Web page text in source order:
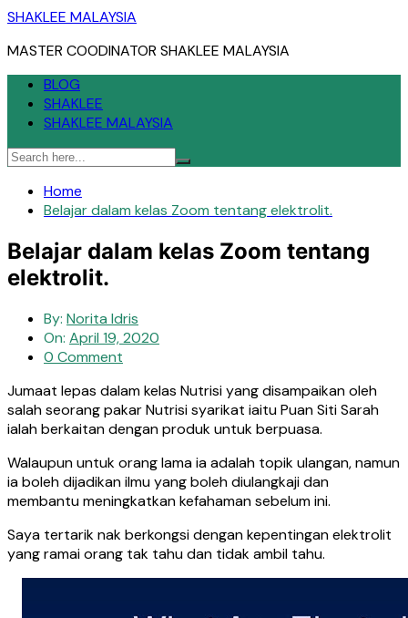
Skip
content
SHAKLEE MALAYSIA
MASTER COODINATOR SHAKLEE MALAYSIA
BLOG
SHAKLEE
SHAKLEE MALAYSIA
Home
Belajar dalam kelas Zoom tentang elektrolit.
Belajar dalam kelas Zoom tentang
elektrolit.
By: Norita Idris
On: April 19, 2020
0 Comment
Jumaat lepas dalam kelas Nutrisi yang disampaikan oleh
salah seorang pakar Nutrisi syarikat iaitu Puan Siti Sarah
ialah berkaitan dengan produk untuk berpuasa.
Walaupun untuk orang lama ia adalah topik ulangan, namun
ia boleh dijadikan ilmu yang boleh diulangkaji dan
membantu meningkatkan kefahaman sebelum ini.
Saya tertarik nak berkongsi dengan kepentingan elektrolit
yang ramai orang tak tahu dan tidak ambil tahu.